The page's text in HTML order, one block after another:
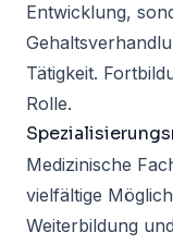
Entwicklung,
Tätigkeit.
Rolle.
Medizinische
vielfältige
Weiterbildung